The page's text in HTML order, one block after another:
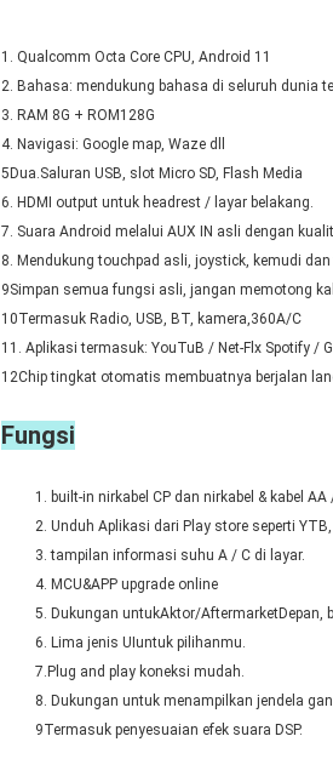
1. Qualcomm Octa Core CPU, Android 11
2. Bahasa: mendukung bahasa di seluruh dunia
3. RAM 8G + ROM128G
4. Navigasi: Google map, Waze dll
5Dua.Saluran USB, slot Micro SD, Flash Media
6. HDMI output untuk headrest / layar belakang.
7. Suara Android melalui AUX IN asli dengan
8. Mendukung touchpad asli, joystick, kemudi
9Simpan semua fungsi asli, jangan memotong
10Termasuk Radio, USB, BT, kamera,360A/C
11. Aplikasi termasuk: YouTuB / Net-Flx Spotify /
12Chip tingkat otomatis membuatnya berjalan
Fungsi
1. built-in nirkabel CP dan nirkabel & kabel
2. Unduh Aplikasi dari Play store seperti YTB,
3. tampilan informasi suhu A / C di layar.
4. MCU&APP upgrade online
5. Dukungan untukAktor/AftermarketDepan,
6. Lima jenis UIuntuk pilihanmu.
7. Plug and play koneksi mudah.
8. Dukungan untuk menampilkan jendela
9Termasuk penyesuaian efek suara DSP.